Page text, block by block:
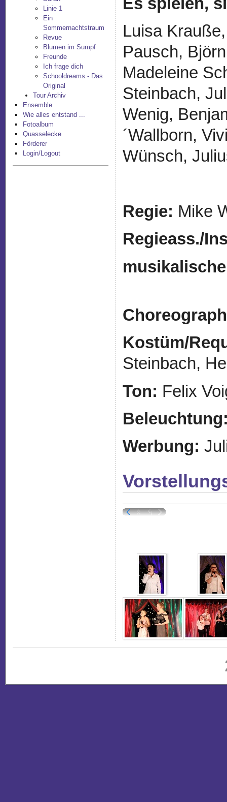
Linie 1
Ein
Sommernachtstraum
Revue
Blumen im Sumpf
Freunde
Ich frage dich
Schooldreams - Das
Original
Tour Archiv
Ensemble
Wie alles entstand ...
Fotoalbum
Quasselecke
Förderer
Login/Logout
Luisa
Pausch,
Madeleine
Steinbach,
Wenig,
´Wallborn,
Wünsch,
Regie: Mike
Regieass./
Kostüm/
Steinbach,
Ton: Felix
Werbung: